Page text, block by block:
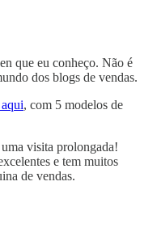
que eu conheço. Não é
dos blogs de vendas.
aqui, com 5 modelos de
visita prolongada!
e tem muitos
de vendas.